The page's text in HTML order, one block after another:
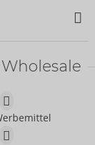
Deluxe